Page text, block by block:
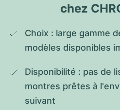
chez
Choix : large gamme
modèles disponibles
Disponibilité : pas de
montres prêtes à
suivant